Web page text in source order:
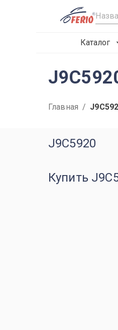
R
Каталог
Главная /
J9C5920
Купить